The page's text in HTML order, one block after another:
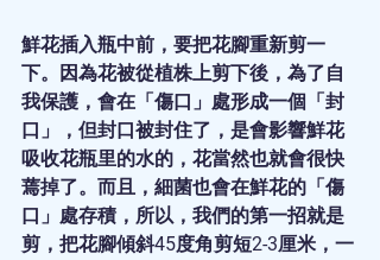
鮮花插入瓶中前，要把花腳重新剪一
下。因為花被從植株上剪下後，為了自
我保護，會在「傷口」處形成一個「封
口」，但封口被封住了，是會影響鮮花
吸收花瓶里的水的，花當然也就會很快
蔫掉了。而且，細菌也會在鮮花的「傷
口」處存積，所以，我們的第一招就是
剪，把花腳傾斜45度角剪短2-3厘米，一